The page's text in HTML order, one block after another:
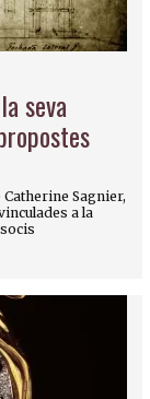
seva
Sagnier,
a la